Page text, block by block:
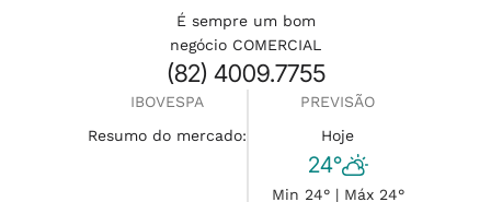
É sempre um bom
negócio COMERCIAL
(82) 4009.7755
IBOVESPA
Resumo do mercado:
PREVISÃO
Hoje
24°
Min 24° | Máx 24°